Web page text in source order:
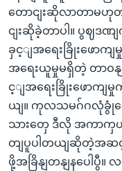
တောငျးဆိုလာတာမဟု
ငျးဆိုခဲ့တာပါ။ ပွဈဒ
ခှင့ျအရေးခြိုးဖောက
အရေးယူမှုမရှိတဲ့ တာဝ
င့ျအရေးခြိုးဖောကျမှု
ယျ။ ကုလသမဂ်ဂလုံခွုံရေး
သားတှေ ဒီလို အကာကှယ
တျပူပါတယျဆိုတဲ့အဆ
ဖို့အခြိနျတနျနပေါပွီ။